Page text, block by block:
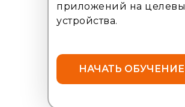
приложений на
устройства.
НАЧАТЬ ОБУЧЕНИЕ